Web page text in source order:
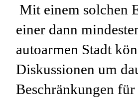
Mit einem solchen
einer dann
autoarmen Stadt
Diskussionen um
Beschränkungen für